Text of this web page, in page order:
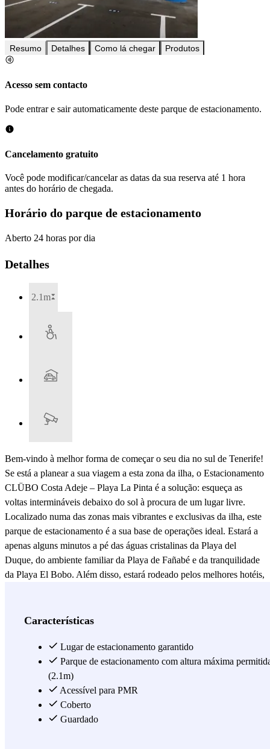
Resumo Detalhes Como lá chegar Produtos
Acesso sem contacto
Pode entrar e sair automaticamente deste parque de estacionamento.
Cancelamento gratuito
Você pode modificar/cancelar as datas da sua reserva até 1 hora
antes do horário de chegada.
Horário do parque de estacionamento
Aberto 24 horas por dia
Detalhes
2.1m
Bem-vindo à melhor forma de começar o seu dia no sul de Tenerife!
Se está a planear a sua viagem a esta zona da ilha, o Estacionamento
CLÜBO Costa Adeje – Playa La Pinta é a solução: esqueça as
voltas intermináveis debaixo do sol à procura de um lugar livre.
Localizado numa das zonas mais vibrantes e exclusivas da ilha, este
parque de estacionamento é a sua base de operações ideal. Estará a
apenas alguns minutos a pé das águas cristalinas da Playa del
Duque, do ambiente familiar da Playa de Fañabé e da tranquilidade
da Playa El Bobo. Além disso, estará rodeado pelos melhores hotéis,
ao acaso, especialmente na época alta ou fins de semana.
oficial. É um processo simples, rápido e garante-lhe um lugar à sua
espera à chegada. Evite congestionamentos desnecessários e
assegure uma experiência fluida no sul de Tenerife. Reserve hoje no
CLUBÖ Costa Adeje Playas e dedique-se apenas a desfrutar do
Ver mais
Características
Lugar de estacionamento garantido
Parque de estacionamento com altura máxima
(2.1m)
Acessível para PMR
Coberto
Guardado